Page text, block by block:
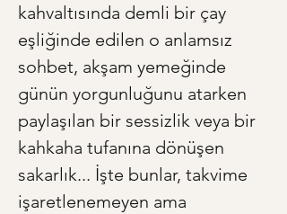
kahvaltısında demli bir çay
eşliğinde edilen o anlamsız
sohbet, akşam yemeğinde
günün yorgunluğunu atarken
paylaşılan bir sessizlik veya bir
kahkaha tufanına dönüşen
sakarlık... İşte bunlar, takvime
işaretlenemeyen ama